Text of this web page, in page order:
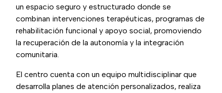
un espacio seguro y estructurado donde se
combinan intervenciones terapéuticas, programas de
rehabilitación funcional y apoyo social, promoviendo
la recuperación de la autonomía y la integración
comunitaria.
El centro cuenta con un equipo multidisciplinar que
desarrolla planes de atención personalizados, realiza